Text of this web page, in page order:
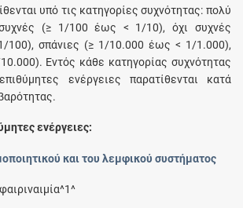
υπό τις κατηγορίες συχνότητας: πολύ
(≥ 1/100 έως < 1/10), όχι συχνές
100), σπάνιες (≥ 1/10.000 έως < 1/1.000),
Εντός κάθε κατηγορίας συχνότητας
ενέργειες παρατίθενται κατά
ενέργειες:
και του λεμφικού συστήματος